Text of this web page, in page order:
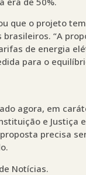
que o projeto
brasileiros. “A
de energia
para o
agora, em
e Justiça
proposta precisa
Notícias.